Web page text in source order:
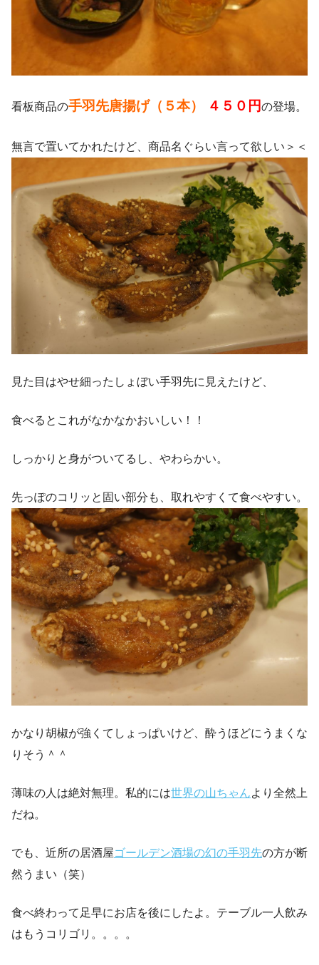
看板商品の手羽先唐揚げ（５本） ４５０円の登場。
無言で置いてかれたけど、商品名ぐらい言って欲しい＞＜
見た目はやせ細ったしょぼい手羽先に見えたけど、
食べるとこれがなかなかおいしい！！
しっかりと身がついてるし、やわらかい。
先っぽのコリッと固い部分も、取れやすくて食べやすい。
かなり胡椒が強くてしょっぱいけど、酔うほどにうまくな
りそう＾＾
薄味の人は絶対無理。私的には世界の山ちゃんより全然上
だね。
でも、近所の居酒屋ゴールデン酒場の幻の手羽先の方が断
然うまい（笑）
食べ終わって足早にお店を後にしたよ。テーブル一人飲み
はもうコリゴリ。。。。